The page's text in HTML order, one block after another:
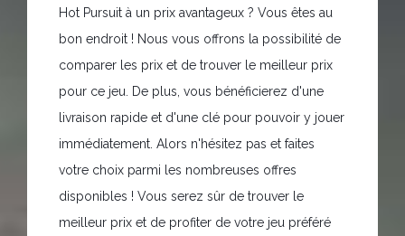
Hot Pursuit à un prix avantageux ? Vous êtes au
bon endroit ! Nous vous offrons la possibilité de
comparer les prix et de trouver le meilleur prix
pour ce jeu. De plus, vous bénéficierez d'une
livraison rapide et d'une clé pour pouvoir y jouer
immédiatement. Alors n'hésitez pas et faites
votre choix parmi les nombreuses offres
disponibles ! Vous serez sûr de trouver le
meilleur prix et de profiter de votre jeu préféré